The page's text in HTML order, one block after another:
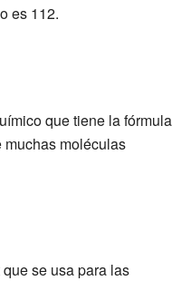
es 112.
que tiene la fórmula
muchas moléculas
se usa para las